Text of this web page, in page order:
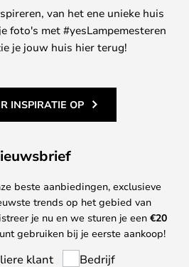
van het ene unieke huis
foto's met #yesLampemesteren
je jouw huis hier terug!
INSPIRATIE OP
beste aanbiedingen, exclusieve
trends op het gebied van
je nu en we sturen je een €20
gebruiken bij je eerste aankoop!
klant Bedrijf